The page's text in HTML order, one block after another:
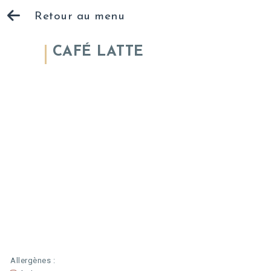
Retour au menu
CAFÉ LATTE
Allergènes :